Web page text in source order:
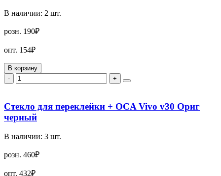
В наличии: 2 шт.
розн. 190₽
опт. 154₽
В корзину
-
+
Стекло для переклейки + OCA Vivo v30 Ориг
черный
В наличии: 3 шт.
розн. 460₽
опт. 432₽